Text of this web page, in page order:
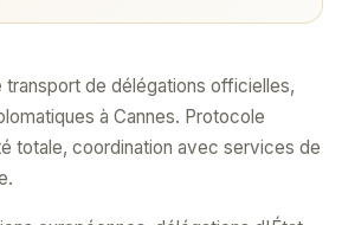
transport de délégations officielles,
à Cannes. Protocole
totale, coordination avec services de